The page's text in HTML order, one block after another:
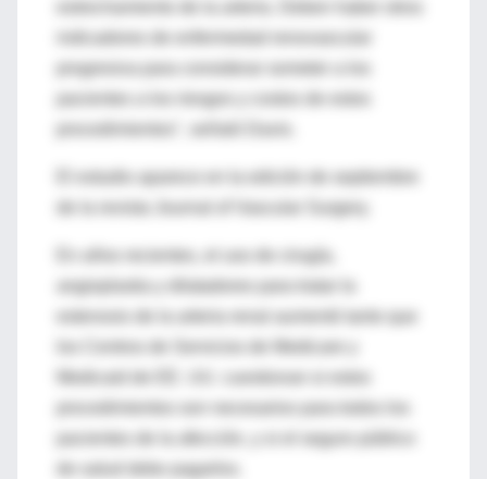
progresiva para considerar someter a los
pacientes a los riesgos y costos de estos
El estudio aparece en la edición de septiembre
de la revista Journal of Vascular Surgery.
En años recientes, el uso de cirugía,
angioplastia y dilatadores para tratar la
pacientes de la afección, y si el seguro público
de salud debe pagarlos.